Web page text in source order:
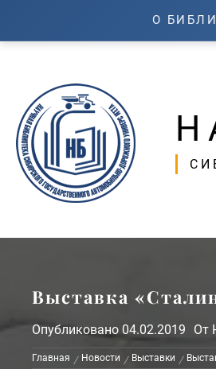
О
Выставка
Опубликовано 04.02.2019 От
Главная Новости Выставки